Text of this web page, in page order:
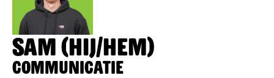
Home
Open Call
Doe Mee
Sam (hij/hem)
Communicatie